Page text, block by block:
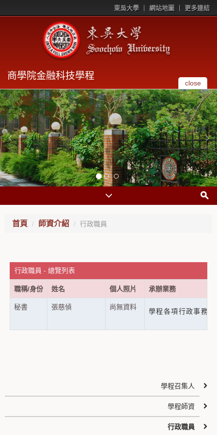
東吳大學 網站地圖 更多連結
商學院金融科技學程
close
首頁 師資介紹 行政職員
行政職員 - 總覽列表
職稱/身份 姓名 個人照片 承辦業務
秘書 張慈偵 尚無資料
學程各項行政事務
學程召集人
學程師資
行政職員